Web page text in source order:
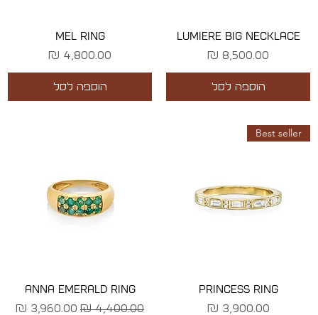
LUMIERE BIG NECKLACE
מחיר
הוספה לסל
MEL RING
מחיר
הוספה לסל
Best seller
PRINCESS RING
מחיר
ANNA EMERALD RING
מחיר רגיל
מחיר מבצע